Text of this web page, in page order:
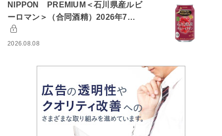
NIPPON PREMIUM＜石川県産ルビ
ーロマン＞（合同酒精）2026年7…
2026.08.08